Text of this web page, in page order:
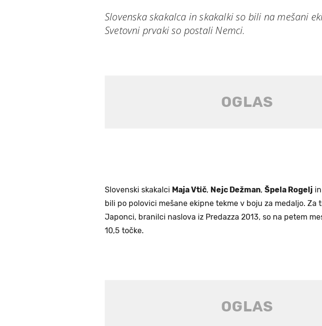
Slovenska skakalca in skakalki so bili na mešani
Svetovni prvaki so postali Nemci.
Slovenski skakalci Maja Vtič, Nejc Dežman, Špela Rogelj in
bili po polovici mešane ekipne tekme v boju za medaljo. Za
Japonci, branilci naslova iz Predazza 2013, so na petem
10,5 točke.